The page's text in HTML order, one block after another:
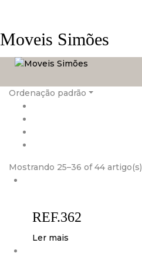
Moveis Simões
Ordenação padrão
Mostrando 25–36 of 44 artigo(s)
REF.362
Ler mais